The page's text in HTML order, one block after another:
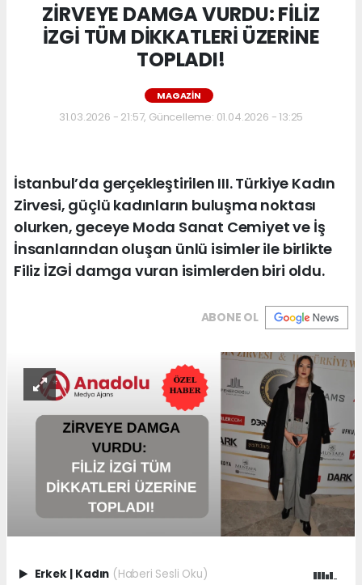
ZİRVEYE DAMGA VURDU: FİLİZ
İZGİ TÜM DİKKATLERİ ÜZERİNE
TOPLADI!
MAGAZIN
31.03.2026 - 21:57, Güncelleme: 01.04.2026 - 13:25
İstanbul’da gerçekleştirilen III. Türkiye Kadın
Zirvesi, güçlü kadınların buluşma noktası
olurken, geceye Moda Sanat Cemiyet ve İş
İnsanlarından oluşan ünlü isimler ile birlikte
Filiz İZGİ damga vuran isimlerden biri oldu.
ABONE OL
Erkek | Kadın (Haberi Sesli Oku)